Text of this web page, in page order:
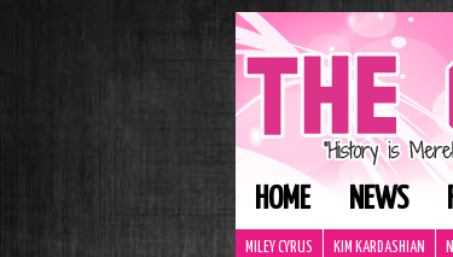
HOME NEWS
MILEY CYRUS KIM KARDASHIAN